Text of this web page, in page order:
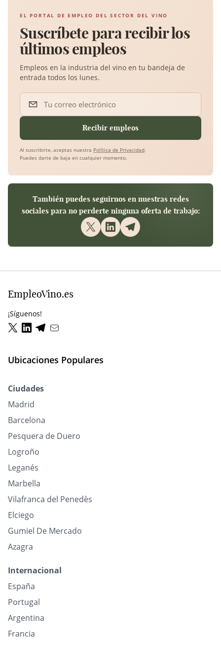
EL PORTAL DE EMPLEO DEL SECTOR DEL VINO
Suscríbete para recibir los
últimos empleos
Empleos en la industria del vino en tu bandeja de
entrada todos los lunes.
Tu correo electrónico
Recibir empleos
Al suscribirte, aceptas nuestra Política de Privacidad.
Puedes darte de baja en cualquier momento.
También puedes seguirnos en nuestras redes
sociales para no perderte ninguna oferta de trabajo:
EmpleoVino.es
¡Síguenos!
Ubicaciones Populares
Ciudades
Madrid
Barcelona
Pesquera de Duero
Logroño
Leganés
Marbella
Vilafranca del Penedès
Elciego
Gumiel De Mercado
Azagra
Internacional
España
Portugal
Argentina
Francia